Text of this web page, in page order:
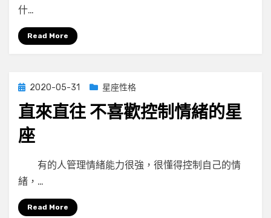
什…
Read More
Posted
on
2020-05-31 星座性格
直來直往 不喜歡控制情緒的星
座
by小編
有的人管理情緒能力很強，很懂得控制自己的情
緒，…
Read More